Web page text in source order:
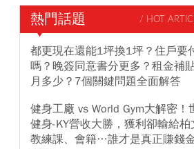
熱門話題 / HOT
都更現在還能1坪換1坪？住戶要
嗎？晚簽同意書分更多？租金補
月多少？7個關鍵問題全面解答
健身工廠 vs World Gym大解密！
健身-KY營收大勝，獲利卻輸給柏
教練課、會籍…誰才是真正賺錢